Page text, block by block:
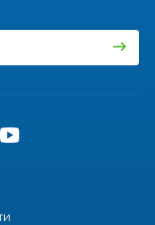
краси, мистецтва